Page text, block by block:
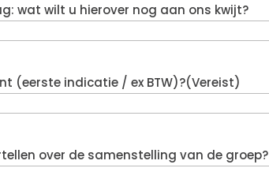
wat wilt u hierover nog aan ons kwijt?
(eerste indicatie / ex BTW)?(Vereist)
over de samenstelling van de groep?